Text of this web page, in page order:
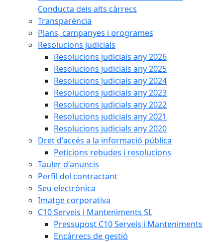
Conducta dels alts càrrecs
Transparència
Plans, campanyes i programes
Resolucions judicials
Resolucions judicials any 2026
Resolucions judicials any 2025
Resolucions judicials any 2024
Resolucions judicials any 2023
Resolucions judicials any 2022
Resolucions judicials any 2021
Resolucions judicials any 2020
Dret d'accés a la informació pública
Peticions rebudes i resolucions
Tauler d'anuncis
Perfil del contractant
Seu electrònica
Imatge corporativa
C10 Serveis i Manteniments SL
Pressupost C10 Serveis i Manteniments
Encàrrecs de gestió